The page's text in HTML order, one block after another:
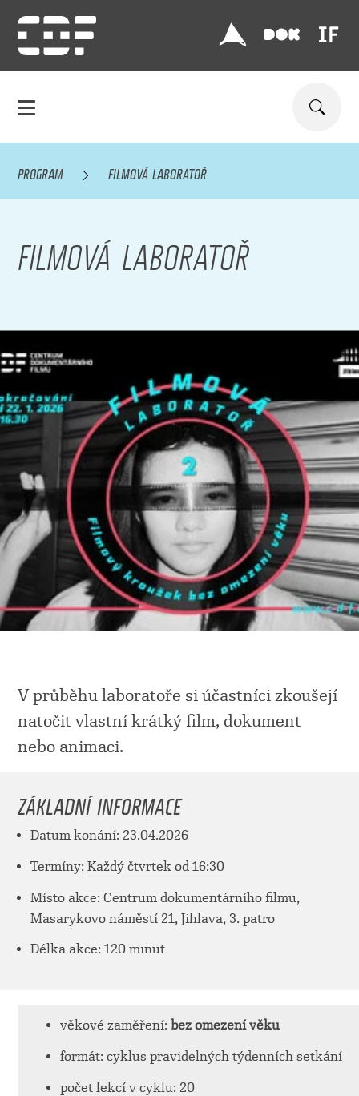
PROGRAM FILMOVÁ LABORATOŘ
FILMOVÁ LABORATOŘ
V průběhu laboratoře si účastníci zkoušejí
natočit vlastní krátký film, dokument
nebo animaci.
ZÁKLADNÍ INFORMACE
Datum konání: 23.04.2026
Termíny: Každý čtvrtek od 16:30
Místo akce: Centrum dokumentárního filmu,
Masarykovo náměstí 21, Jihlava, 3. patro
Délka akce: 120 minut
věkové zaměření: bez omezení věku
formát: cyklus pravidelných týdenních setkání
počet lekcí v cyklu: 20